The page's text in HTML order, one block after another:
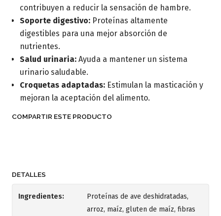
contribuyen a reducir la sensación de hambre.
Soporte digestivo: Proteínas altamente
digestibles para una mejor absorción de
nutrientes.
Salud urinaria: Ayuda a mantener un sistema
urinario saludable.
Croquetas adaptadas: Estimulan la masticación y
mejoran la aceptación del alimento.
COMPARTIR ESTE PRODUCTO
DETALLES
Ingredientes:
Proteínas de ave deshidratadas,
arroz, maíz, gluten de maíz, fibras